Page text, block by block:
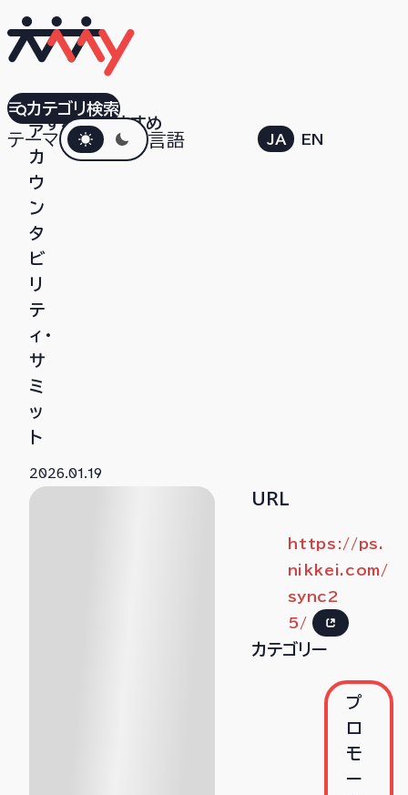
すべておすすめ
テーマダークモード言語 JA EN
カテゴリ検索
SYNC25
ア
カ
ウ
ン
タ
ビ
リ
テ
ィ・
サ
ミ
ッ
ト
2026.01.19
URL
https://ps.
nikkei.com/
sync2
5/
カテゴリー
プ
ロ
モ
ー